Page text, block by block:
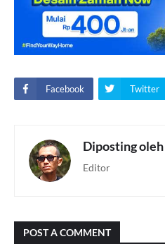
Facebook Twitter
Diposting oleh
Editor
POST A COMMENT